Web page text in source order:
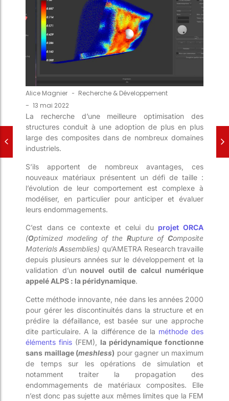
Alice Magnier - Recherche & Développement
- 13 mai 2022
La recherche d’une meilleure optimisation des
structures conduit à une adoption de plus en plus
large des composites dans de nombreux domaines
industriels.
S’ils apportent de nombreux avantages, ces
nouveaux matériaux présentent un défi de taille :
l’évolution de leur comportement est complexe à
modéliser, en particulier pour anticiper et évaluer
leurs endommagements.
C’est dans ce contexte et celui du projet ORCA
(Optimized modeling of the Rupture ofComposite
MaterialsAssemblies) qu’AMETRA Research travaille
depuis plusieurs années sur le développement et la
validation d’unnouvel outil de calcul numérique
appelé ALPS : la péridynamique.
Cette méthode innovante, née dans les années 2000
pour gérer les discontinuités dans la structure et en
prédire la défaillance, est basée sur une approche
dite particulaire. A la différence de la méthode des
éléments finis (FEM), la péridynamique fonctionne
sans maillage (meshless) pour gagner un maximum
de temps sur les opérations de simulation et
notamment traiter la propagation des
endommagements de matériaux composites. Elle
n’est donc pas sujette aux mêmes limites que la FEM